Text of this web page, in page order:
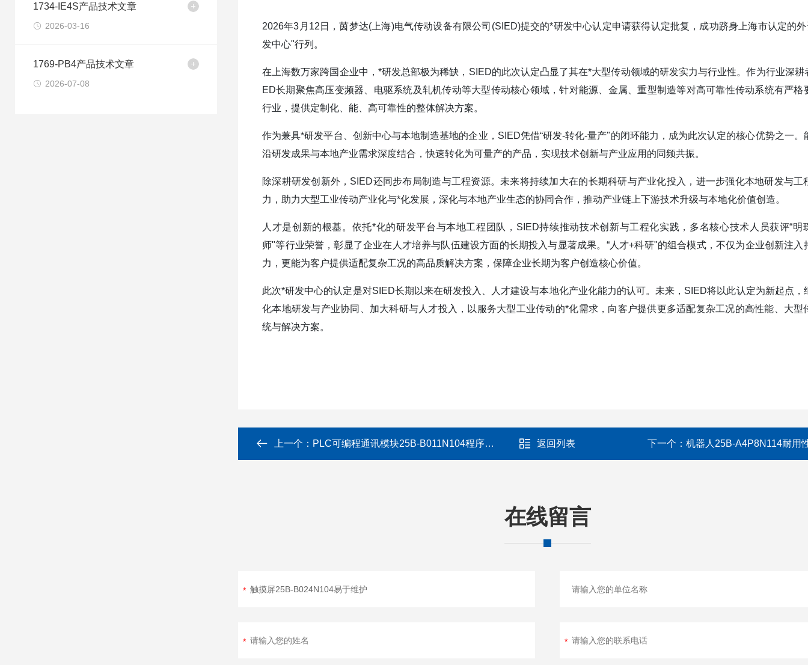
1734-IE4S产品技术文章
2026-03-16
1769-PB4产品技术文章
2026-07-08
2026年3月12日，茵梦达(上海)电气传动设备有限公司(SIED)提交的*研发中心认定申请获得认定批复，成功跻身上海市认定的外
发中心"行列。
在上海数万家跨国企业中，*研发总部极为稀缺，SIED的此次认定凸显了其在*大型传动领域的研发实力与行业性。作为行业深耕
ED长期聚焦高压变频器、电驱系统及轧机传动等大型传动核心领域，针对能源、金属、重型制造等对高可靠性传动系统有严格
行业，提供定制化、能、高可靠性的整体解决方案。
作为兼具*研发平台、创新中心与本地制造基地的企业，SIED凭借“研发-转化-量产"的闭环能力，成为此次认定的核心优势之一。
沿研发成果与本地产业需求深度结合，快速转化为可量产的产品，实现技术创新与产业应用的同频共振。
除深耕研发创新外，SIED还同步布局制造与工程资源。未来将持续加大在的长期科研与产业化投入，进一步强化本地研发与工
力，助力大型工业传动产业化与*化发展，深化与本地产业生态的协同合作，推动产业链上下游技术升级与本地化价值创造。
人才是创新的根基。依托*化的研发平台与本地工程团队，SIED持续推动技术创新与工程化实践，多名核心技术人员获评“明
师"等行业荣誉，彰显了企业在人才培养与队伍建设方面的长期投入与显著成果。“人才+科研"的组合模式，不仅为企业创新注入
力，更能为客户提供适配复杂工况的高品质解决方案，保障企业长期为客户创造核心价值。
此次*研发中心的认定是对SIED长期以来在研发投入、人才建设与本地化产业化能力的认可。未来，SIED将以此认定为新起点，
化本地研发与产业协同、加大科研与人才投入，以服务大型工业传动的*化需求，向客户提供更多适配复杂工况的高性能、大型
统与解决方案。
上一个： PLC可编程通讯模块25B-B011N104程序可变 返回列表 下一个： 机器人25B-A4P8N114耐用
在线留言